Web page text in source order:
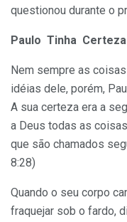
questionou durante o
Paulo Tinha Certeza
Nem sempre as
idéias dele, porém,
A sua certeza era a
a Deus todas as
que são chamados
8:28)
Quando o seu corpo
fraquejar sob o fardo,